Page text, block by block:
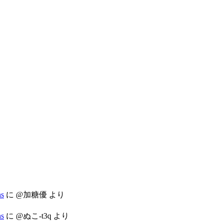
に @加糖優 より
に @ぬこ-t3q より